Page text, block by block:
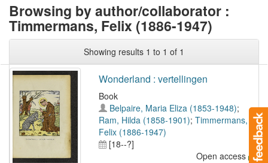
Browsing by author/collaborator :
Timmermans, Felix (1886-1947)
Showing results 1 to 1 of 1
Wonderland : vertellingen
Book
Belpaire, Maria Eliza (1853-1948);
Ram, Hilda (1858-1901); Timmermans,
Felix (1886-1947)
[18--?]
Open access